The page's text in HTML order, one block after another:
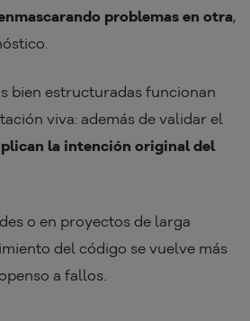
problemas en otra,
bien estructuradas funcionan
viva: además de validar el
la intención original del
o en proyectos de larga
del código se vuelve más
a fallos.